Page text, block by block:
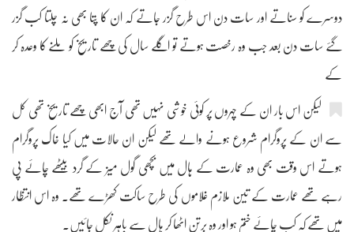
دوسرے کو سناتے اور سات دن اس طرح گزر جاتے کہ ان کا پتا بھی نہ چلتا کب گزر
گئے سات دن بعد جب وہ رخصت ہوتے تو اگلے سال کی چھے تاریخ کو ملنے کا وعدہ کر
کے
لیکن اس بار ان کے چہروں پر کوئی خوشی نہیں تھی آج ابھی چھے تاریخ تھی کل
سے ان کے پروگرام شروع ہونے والے تھے لیکن ان حالات میں کیا خاک پروگرام
ہوتے اس وقت بھی وہ عمارت کے ہال میں بچھی گول میز کے گرد بیٹھے چائے پی
رہے تھے عمارت کے تین ملازم غلاموں کی طرح ساکت کھڑے تھے۔ وہ اس انتظار
میں تھے کہ کب چائے ختم ہو اور وہ برتن اٹھا کر ہال سے باہر نکل جائیں۔